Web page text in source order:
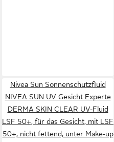
Nivea Sun Sonnenschutzfluid
NIVEA SUN UV Gesicht Experte
DERMA SKIN CLEAR UV-Fluid
LSF 50+, für das Gesicht, mit LSF
50+, nicht fettend, unter Make-up